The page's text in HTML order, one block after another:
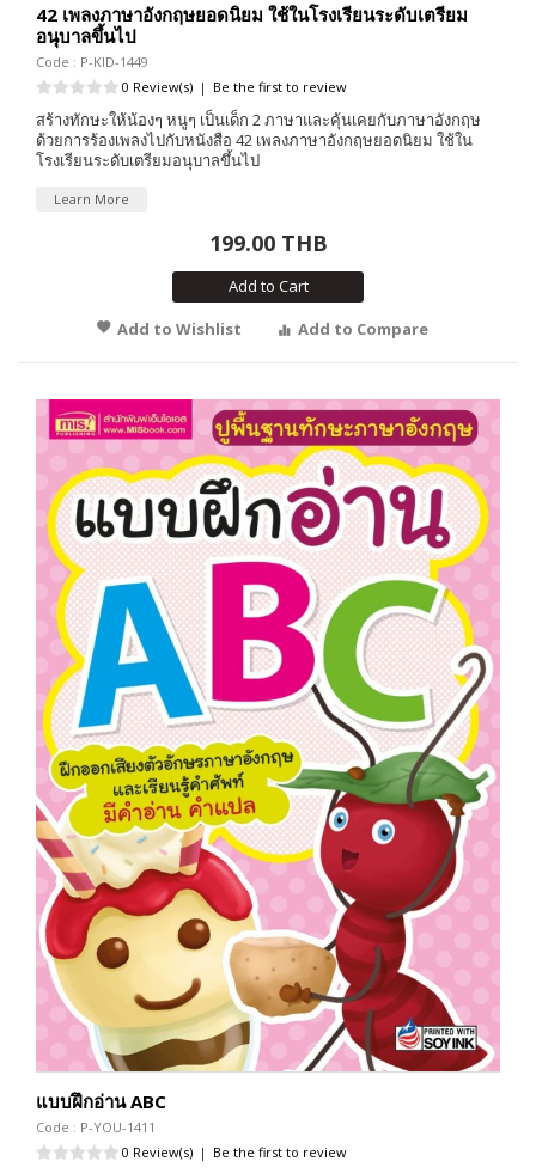
42 เพลงภาษาอังกฤษยอดนิยม ใช้ในโรงเรียนระดับเตรียม
อนุบาลขึ้นไป
Code : P-KID-1449
0 Review(s) | Be the first to review
สร้างทักษะให้น้องๆ หนูๆ เป็นเด็ก 2 ภาษาและคุ้นเคยกับภาษาอังกฤษ
ด้วยการร้องเพลงไปกับหนังสือ 42 เพลงภาษาอังกฤษยอดนิยม ใช้ใน
โรงเรียนระดับเตรียมอนุบาลขึ้นไป
Learn More
199.00 THB
Add to Cart
Add to Wishlist
Add to Compare
แบบฝึกอ่าน ABC
Code : P-YOU-1411
0 Review(s) | Be the first to review